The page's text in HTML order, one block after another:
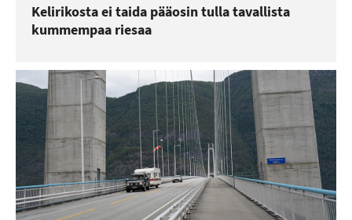
Kelirikosta ei taida pääosin tulla tavallista
kummempaa riesaa